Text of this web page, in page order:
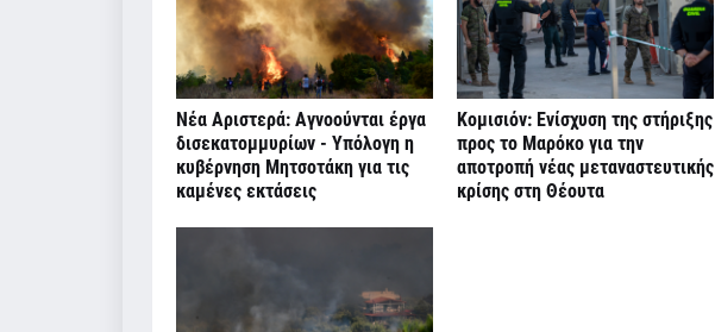
Νέα Αριστερά: Αγνοούνται έργα
δισεκατομμυρίων - Υπόλογη η
κυβέρνηση Μητσοτάκη για τις
καμένες εκτάσεις
Κομισιόν: Ενίσχυση της στήριξης
προς το Μαρόκο για την
αποτροπή νέας μεταναστευτικής
κρίσης στη Θέουτα